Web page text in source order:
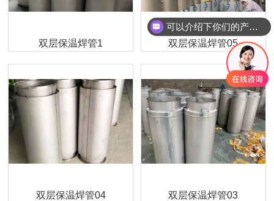
双层保温焊管1 双层保温焊管05
双层保温焊管04 双层保温焊管03
可以介绍下你们的产品么